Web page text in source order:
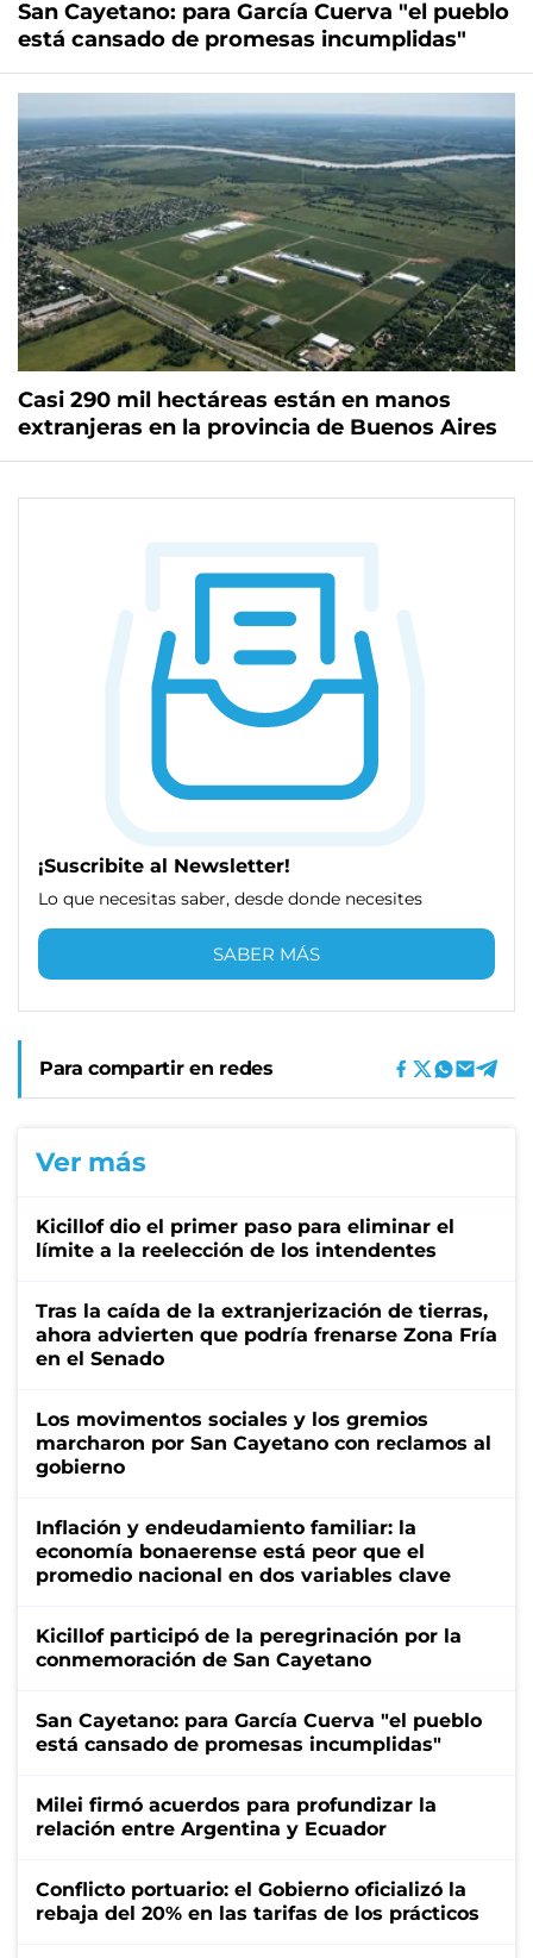
San Cayetano: para García Cuerva "el pueblo
está cansado de promesas incumplidas"
Casi 290 mil hectáreas están en manos
extranjeras en la provincia de Buenos Aires
¡Suscribite al Newsletter!
Lo que necesitas saber, desde donde necesites
SABER MÁS
Para compartir en redes
Ver más
Kicillof dio el primer paso para eliminar el
límite a la reelección de los intendentes
Tras la caída de la extranjerización de tierras,
ahora advierten que podría frenarse Zona Fría
en el Senado
Los movimentos sociales y los gremios
marcharon por San Cayetano con reclamos al
gobierno
Inflación y endeudamiento familiar: la
economía bonaerense está peor que el
promedio nacional en dos variables clave
Kicillof participó de la peregrinación por la
conmemoración de San Cayetano
San Cayetano: para García Cuerva "el pueblo
está cansado de promesas incumplidas"
Milei firmó acuerdos para profundizar la
relación entre Argentina y Ecuador
Conflicto portuario: el Gobierno oficializó la
rebaja del 20% en las tarifas de los prácticos